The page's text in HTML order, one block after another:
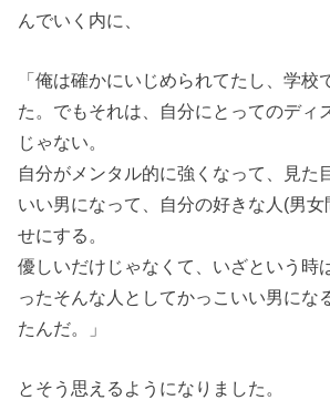
んでいく内に、
「俺は確かにいじめられてたし、学校
た。でもそれは、自分にとってのディ
じゃない。
自分がメンタル的に強くなって、見た
いい男になって、自分の好きな人(男
せにする。
優しいだけじゃなくて、いざという時
ったそんな人としてかっこいい男にな
たんだ。」
とそう思えるようになりました。